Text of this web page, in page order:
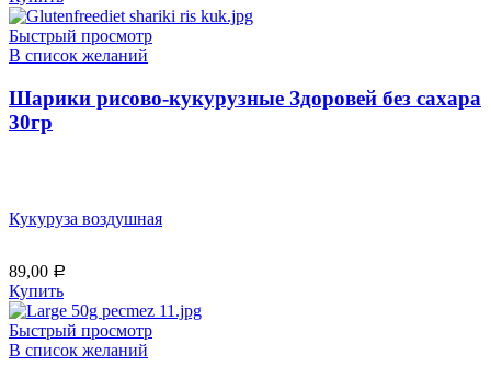
Быстрый просмотр
В список желаний
Шарики рисово-кукурузные Здоровей без сахара
30гр
Кукуруза воздушная
89,00 Р
Купить
Быстрый просмотр
В список желаний